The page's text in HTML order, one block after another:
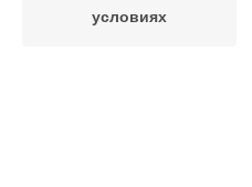
условиях